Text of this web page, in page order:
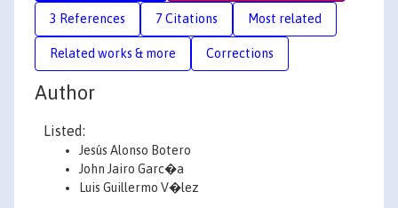
3 References 7 Citations Most related
Related works & more Corrections
Author
Listed:
Jesús Alonso Botero
John Jairo Garc�a
Luis Guillermo V�lez